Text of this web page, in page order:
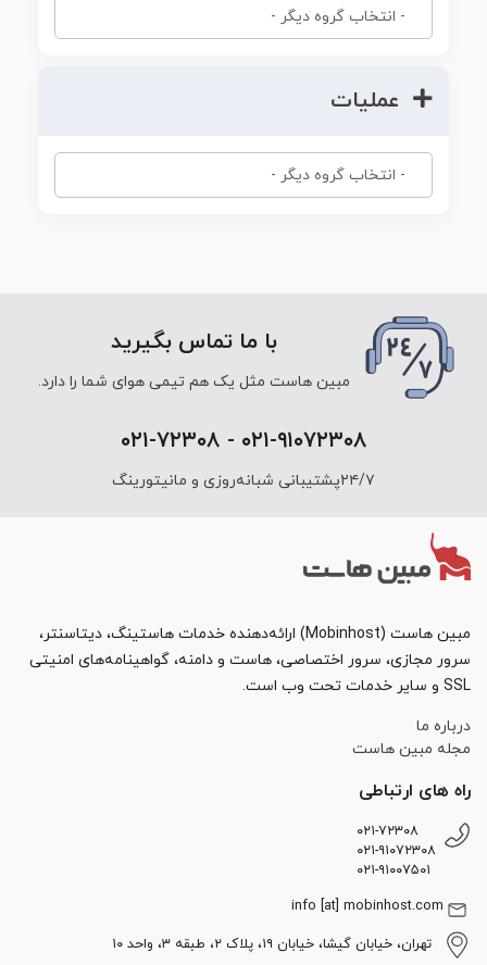
عملیات
با ما تماس بگیرید
مبین هاست مثل یک هم تیمی هوای شما را دارد.
۰۲۱-۹۱۰۷۲۳۰۸ - ۰۲۱-۷۲۳۰۸
۲۴/۷پشتیبانی شبانه‌روزی و مانیتورینگ
مبین هاست (Mobinhost) ارائه‌دهنده خدمات هاستینگ، دیتاسنتر،
سرور مجازی، سرور اختصاصی، هاست و دامنه، گواهینامه‌های امنیتی
SSL و سایر خدمات تحت وب است.
درباره ما
مجله مبین هاست
راه های ارتباطی
۰۲۱-۷۲۳۰۸
۰۲۱-۹۱۰۷۲۳۰۸
۰۲۱-۹۱۰۰۷۵۰۱
info [at] mobinhost.com
تهران، خیابان گیشا، خیابان ۱۹، پلاک ۲، طبقه ۳، واحد ۱۰